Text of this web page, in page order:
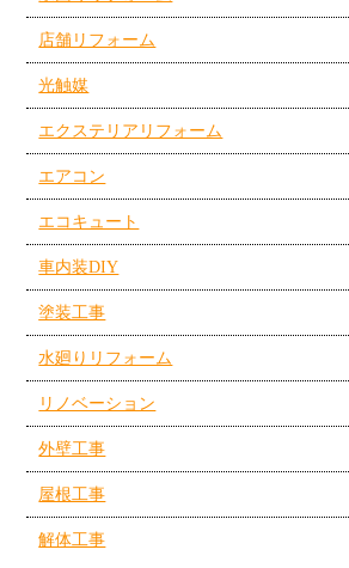
店舗リフォーム
光触媒
エクステリアリフォーム
エアコン
エコキュート
車内装DIY
塗装工事
水廻りリフォーム
リノベーション
外壁工事
屋根工事
解体工事